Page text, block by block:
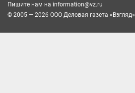
Пишите нам на information@vz.ru
© 2005 — 2026 ООО Деловая газета «Взгляд»